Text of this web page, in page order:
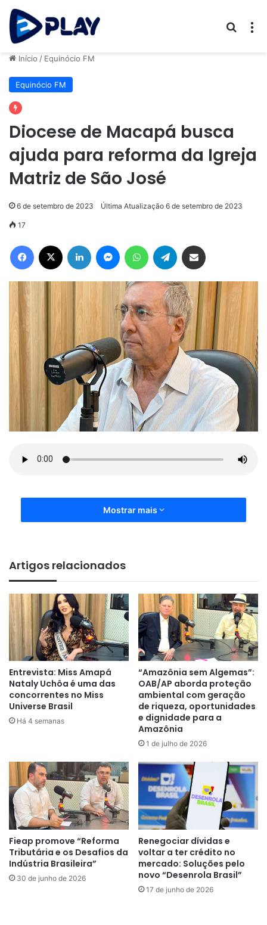
Início / Equinócio FM
Equinócio FM
Diocese de Macapá busca
ajuda para reforma da Igreja
Matriz de São José
6 de setembro de 2023 Última Atualização 6 de setembro de 2023
17
Facebook Linkedin MessengerWhatsAppTelegram
Mostrar mais
Artigos relacionados
Entrevista: Miss Amapá
Nataly Uchôa é uma das
concorrentes no Miss
Universe Brasil
Há 4 semanas
“Amazônia sem Algemas”:
OAB/AP aborda proteção
ambiental com geração
de riqueza, oportunidades
e dignidade para a
Amazônia
1 de julho de 2026
Fieap promove “Reforma
Tributária e os Desafios da
Indústria Brasileira”
30 de junho de 2026
Renegociar dívidas e
voltar a ter crédito no
mercado: Soluções pelo
novo “Desenrola Brasil”
17 de junho de 2026